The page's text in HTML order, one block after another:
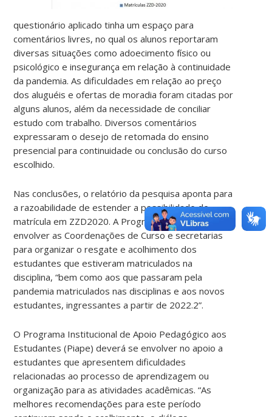
questionário aplicado tinha um espaço para
comentários livres, no qual os alunos reportaram
diversas situações como adoecimento físico ou
psicológico e insegurança em relação à continuidade
da pandemia. As dificuldades em relação ao preço
dos aluguéis e ofertas de moradia foram citadas por
alguns alunos, além da necessidade de conciliar
estudo com trabalho. Diversos comentários
expressaram o desejo de retomada do ensino
presencial para continuidade ou conclusão do curso
escolhido.
Nas conclusões, o relatório da pesquisa aponta para
a razoabilidade de estender a possibilidade de
matrícula em ZZD2020. A Prograd pretende
envolver as Coordenações de Curso e secretarias
para organizar o resgate e acolhimento dos
estudantes que estiveram matriculados na
disciplina, “bem como aos que passaram pela
pandemia matriculados nas disciplinas e aos novos
estudantes, ingressantes a partir de 2022.2”.
O Programa Institucional de Apoio Pedagógico aos
Estudantes (Piape) deverá se envolver no apoio a
estudantes que apresentem dificuldades
relacionadas ao processo de aprendizagem ou
organização para as atividades acadêmicas. “As
melhores recomendações para este período